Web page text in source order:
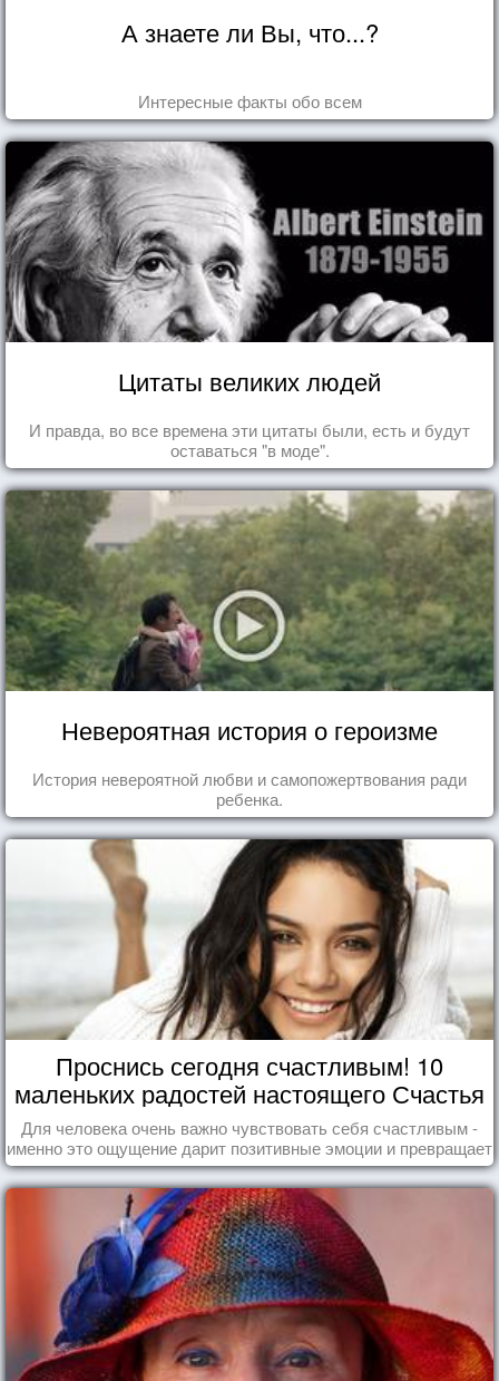
А знаете ли Вы, что...?
Интересные факты обо всем
Цитаты великих людей
И правда, во все времена эти цитаты были, есть и будут
оставаться "в моде".
Невероятная история о героизме
История невероятной любви и самопожертвования ради
ребенка.
Проснись сегодня счастливым! 10
маленьких радостей настоящего Счастья
Для человека очень важно чувствовать себя счастливым -
именно это ощущение дарит позитивные эмоции и превращает
каждый день в маленький праздник.